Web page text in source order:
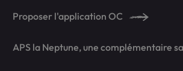
Proposer l'application OC